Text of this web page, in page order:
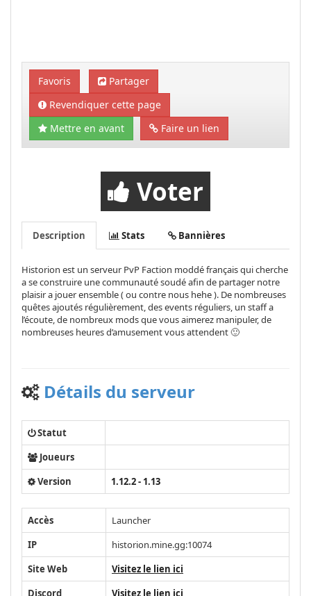
Favoris
Partager
Revendiquer cette page
Mettre en avant
Faire un lien
Voter
Description Stats Bannières
Historion est un serveur PvP Faction moddé français qui cherche
a se construire une communauté soudé afin de partager notre
plaisir a jouer ensemble ( ou contre nous hehe ). De nombreuses
quêtes ajoutés régulièrement, des events réguliers, un staff a
l’écoute, de nombreux mods que vous aimerez manipuler, de
nombreuses heures d’amusement vous attendent 🙂
Détails du serveur
Statut
Joueurs
Version
1.12.2 - 1.13
Accès
Launcher
IP
historion.mine.gg:10074
Site Web
Visitez le lien ici
Discord
Visitez le lien ici